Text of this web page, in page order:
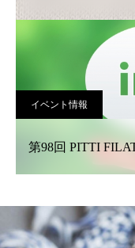
イベント情報
第98回 PITTI